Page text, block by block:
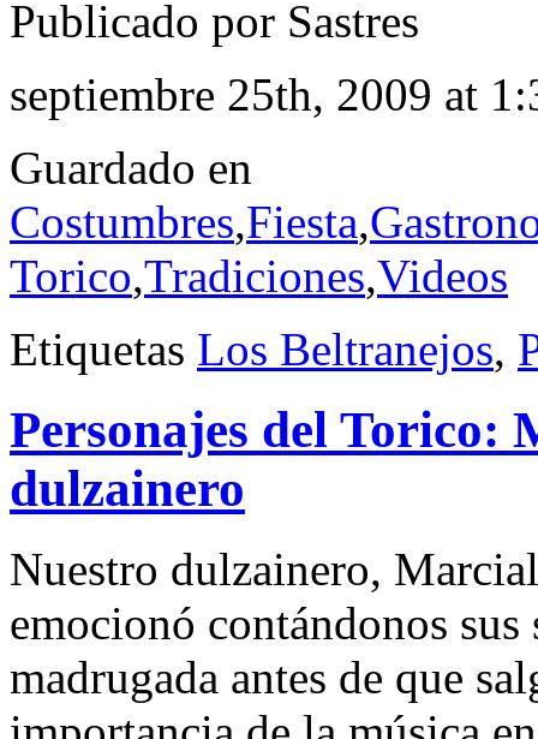
Publicado por Sastres
septiembre 25th, 2009 at
Guardado en
Costumbres,Fiesta,
Torico,Tradiciones,Videos
Etiquetas Los Beltranejos,
Personajes del Torico:
dulzainero
Nuestro dulzainero,
emocionó contándonos sus
madrugada antes de que